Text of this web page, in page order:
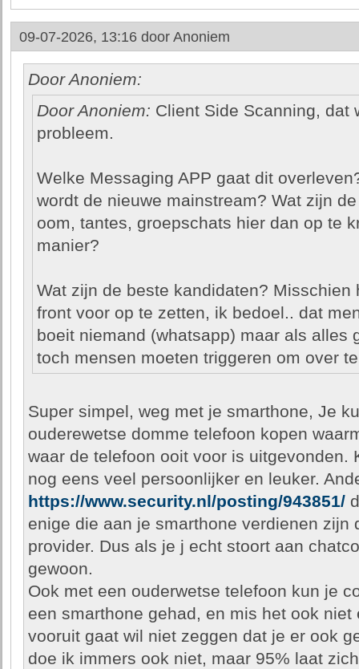
09-07-2026, 13:16 door Anoniem
Door Anoniem:
Door Anoniem: Client Side Scanning, dat
probleem.
Welke Messaging APP gaat dit
wordt de nieuwe mainstream? Wat zijn
oom, tantes, groepschats hier dan op te
manier?
Wat zijn de beste kandidaten? Misschien
front voor op te zetten, ik bedoel.. dat
boeit niemand (whatsapp) maar als alles
toch mensen moeten triggeren om over
Super simpel, weg met je smarthone, Je
ouderewetse domme telefoon kopen
waar de telefoon ooit voor is uitgevonden.
nog eens veel persoonlijker en leuker.
https://www.security.nl/posting/943851/
enige die aan je smarthone verdienen zijn
provider. Dus als je j echt stoort aan
gewoon.
Ook met een ouderwetse telefoon kun je
een smarthone gehad, en mis het ook
vooruit gaat wil niet zeggen dat je er ook
doe ik immers ook niet, maar 95% laat